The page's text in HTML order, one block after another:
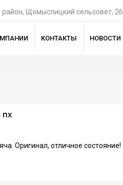
район, Щомыслицкий сельсовет, 26
КОНТАКТЫ НОВОСТИ
nx
Оригинал, отличное состояние!